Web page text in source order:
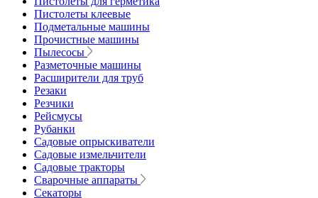
Пистолеты клеевые
Подметальные машины
Прочистные машины
Пылесосы
Разметочные машины
Расширители для труб
Резаки
Резчики
Рейсмусы
Рубанки
Садовые опрыскиватели
Садовые измельчители
Садовые тракторы
Сварочные аппараты
Секаторы